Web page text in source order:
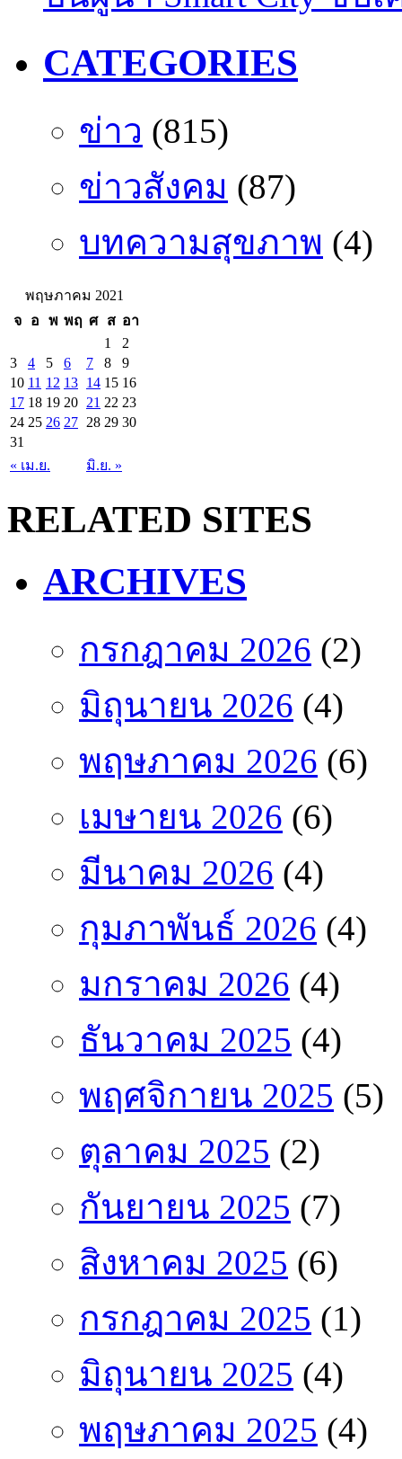
CATEGORIES
ข่าว (815)
ข่าวสังคม (87)
บทความสุขภาพ (4)
พฤษภาคม 2021
จ
อ พ พฤ ศ ส อา
« เม.ย. มิ.ย. »
1
2
3
4 5 6 7 8
9
10 11 12 13 14 15 16
17 18 19 20 21 22 23
24 25 26 27 28 29 30
31
RELATED SITES
ARCHIVES
กรกฎาคม 2026 (2)
มิถุนายน 2026 (4)
พฤษภาคม 2026 (6)
เมษายน 2026 (6)
มีนาคม 2026 (4)
กุมภาพันธ์ 2026 (4)
มกราคม 2026 (4)
ธันวาคม 2025 (4)
พฤศจิกายน 2025 (5)
ตุลาคม 2025 (2)
กันยายน 2025 (7)
สิงหาคม 2025 (6)
กรกฎาคม 2025 (1)
มิถุนายน 2025 (4)
พฤษภาคม 2025 (4)